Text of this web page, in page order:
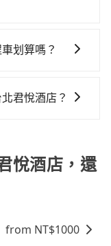
幼童無法正常綁
以上的增高墊，
划算嗎？
如果在路邊攔不
較為便宜，但仍
計費的風險，如
不太方便，反
君悅酒店？
每小時
租小轎車，每公
君悅酒店的花
單都需自付。再
如Toyota
悅酒店，還
from NT$1000